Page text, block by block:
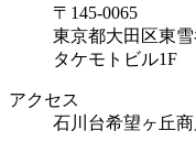
〒145-0065
東京都大田区東雪
タケモトビル1F
アクセス
石川台希望ヶ丘